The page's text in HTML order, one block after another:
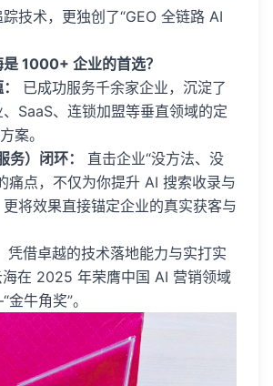
技术，更独创了“GEO 全链路 AI
1000+ 企业的首选？
已成功服务千余家企业，沉淀了
SaaS、连锁加盟等垂直领域的定
案。
务）闭环：
直击企业“没方法、没
痛点，不仅为你提升 AI 搜索收录与
将效果直接锚定企业的真实获客与
凭借卓越的技术落地能力与实打实
海在 2025 年荣膺中国 AI 营销领域
牛角奖”。